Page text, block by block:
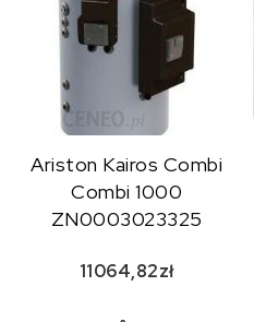
Ariston Kairos Combi
Combi 1000
ZN0003023325
11064,82zł